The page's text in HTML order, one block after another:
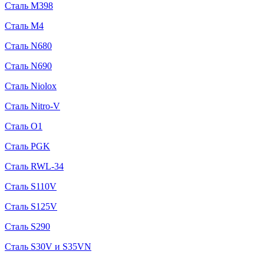
Сталь M398
Сталь M4
Сталь N680
Сталь N690
Сталь Niolox
Сталь Nitro-V
Сталь O1
Сталь PGK
Сталь RWL-34
Сталь S110V
Сталь S125V
Сталь S290
Сталь S30V и S35VN